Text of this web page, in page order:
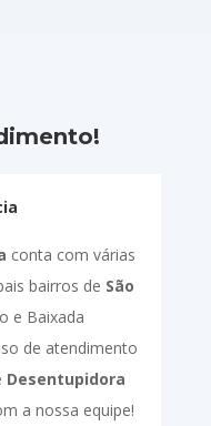
conta com várias
bairros de São
e Baixada
de atendimento
Desentupidora
a nossa equipe!